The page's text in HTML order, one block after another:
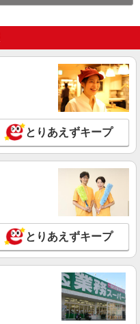
とりあえずキープ
とりあえずキープ